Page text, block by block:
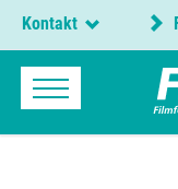
Kontakt